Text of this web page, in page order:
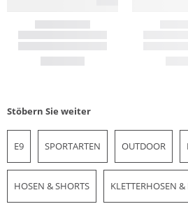
Stöbern Sie weiter
E9 SPORTARTEN OUTDOOR
HOSEN & SHORTS KLETTERHOSEN